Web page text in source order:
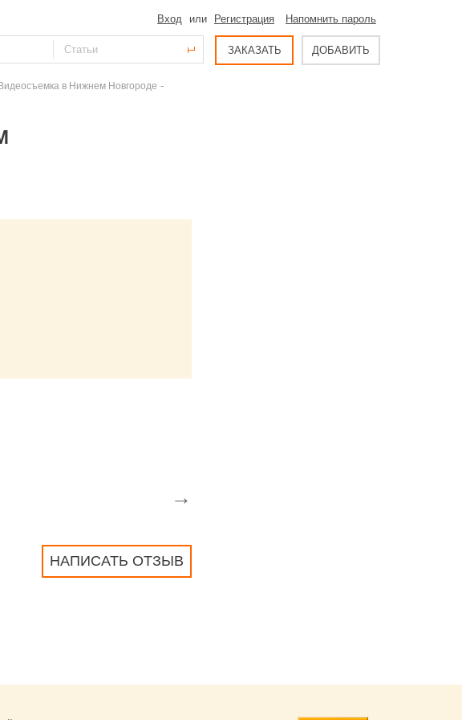
Вход или Регистрация Напомнить пароль
ЗАКАЗАТЬ ДОБАВИТЬ
в Нижнем Новгороде -
→
НАПИСАТЬ ОТЗЫВ